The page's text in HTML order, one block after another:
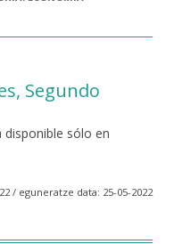
Segundo
sólo en
/ eguneratze data: 25-05-2022